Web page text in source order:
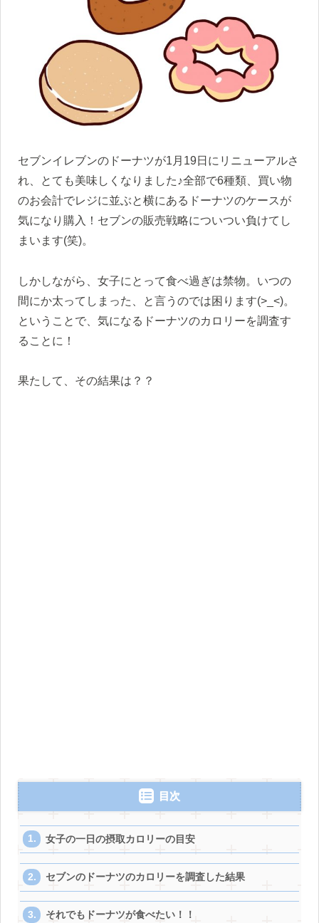
セブンイレブンのドーナツが1月19日にリニューアルさ
れ、とても美味しくなりました♪全部で6種類、買い物
のお会計でレジに並ぶと横にあるドーナツのケースが
気になり購入！セブンの販売戦略についつい負けてし
まいます(笑)。
しかしながら、女子にとって食べ過ぎは禁物。いつの
間にか太ってしまった、と言うのでは困ります(>_<)。
ということで、気になるドーナツのカロリーを調査す
ることに！
果たして、その結果は？？
目次
女子の一日の摂取カロリーの目安
セブンのドーナツのカロリーを調査した結果
それでもドーナツが食べたい！！